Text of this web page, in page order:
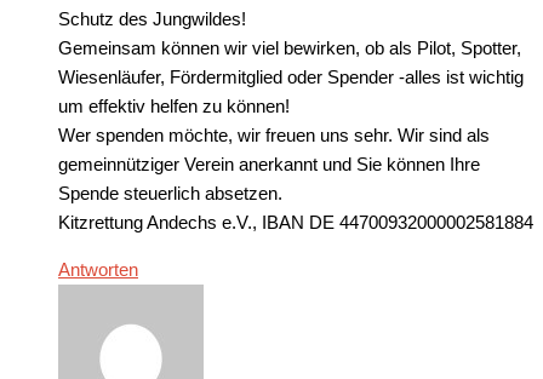
Schutz des Jungwildes!
Gemeinsam können wir viel bewirken, ob als Pilot, Spotter,
Wiesenläufer, Fördermitglied oder Spender -alles ist wichtig
um effektiv helfen zu können!
Wer spenden möchte, wir freuen uns sehr. Wir sind als
gemeinnütziger Verein anerkannt und Sie können Ihre
Spende steuerlich absetzen.
Kitzrettung Andechs e.V., IBAN DE 44700932000002581884
Antworten